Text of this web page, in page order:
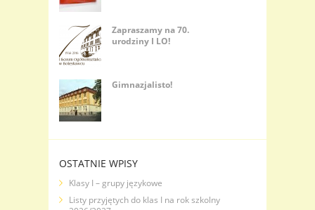
Zapraszamy na 70.
urodziny I LO!
Gimnazjalisto!
OSTATNIE WPISY
Klasy I – grupy językowe
Listy przyjętych do klas I na rok szkolny